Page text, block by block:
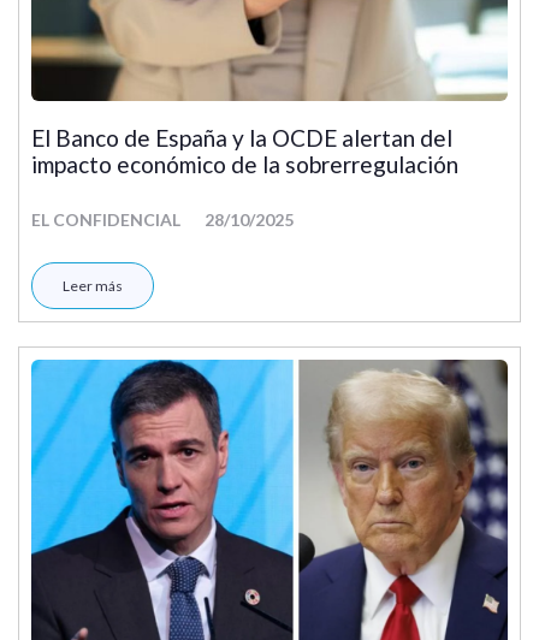
El Banco de España y la OCDE alertan del
impacto económico de la sobrerregulación
EL CONFIDENCIAL 28/10/2025
Leer más